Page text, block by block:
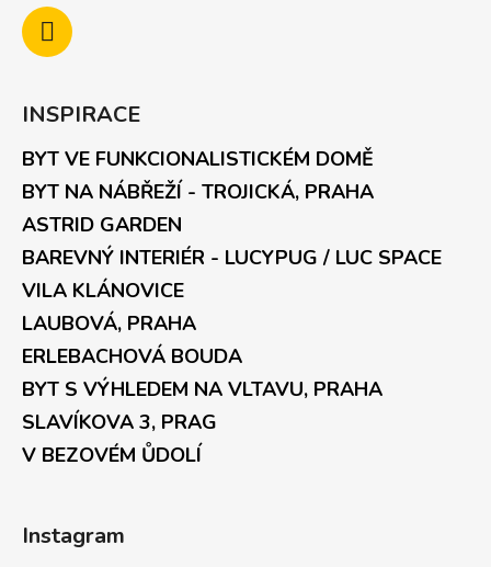
INSPIRACE
BYT VE FUNKCIONALISTICKÉM DOMĚ
BYT NA NÁBŘEŽÍ - TROJICKÁ, PRAHA
ASTRID GARDEN
BAREVNÝ INTERIÉR - LUCYPUG / LUC SPACE
VILA KLÁNOVICE
LAUBOVÁ, PRAHA
ERLEBACHOVÁ BOUDA
BYT S VÝHLEDEM NA VLTAVU, PRAHA
SLAVÍKOVA 3, PRAG
V BEZOVÉM ŮDOLÍ
Instagram